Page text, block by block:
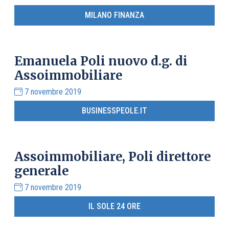
MILANO FINANZA
Emanuela Poli nuovo d.g. di
Assoimmobiliare
7 novembre 2019
BUSINESSPEOLE.IT
Assoimmobiliare, Poli direttore
generale
7 novembre 2019
IL SOLE 24 ORE